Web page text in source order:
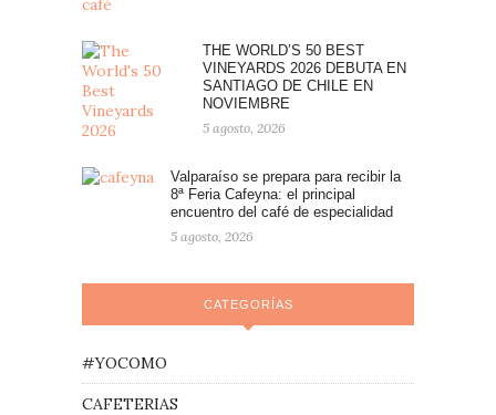
THE WORLD’S 50 BEST
VINEYARDS 2026 DEBUTA EN
SANTIAGO DE CHILE EN
NOVIEMBRE
5 agosto, 2026
Valparaíso se prepara para recibir la
8ª Feria Cafeyna: el principal
encuentro del café de especialidad
5 agosto, 2026
CATEGORÍAS
#YOCOMO
CAFETERIAS